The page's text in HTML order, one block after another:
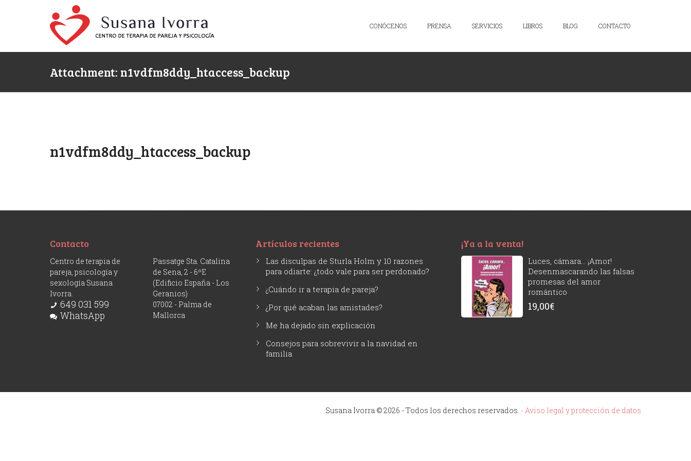
CONÓCENOS PRENSA SERVICIOS LIBROS BLOG CONTACTO
Attachment: n1vdfm8ddy_htaccess_backup
n1vdfm8ddy_htaccess_backup
Contacto
Centro de terapia de
pareja, psicología y
sexología Susana
Ivorra.
649 031 599
WhatsApp
Passatge Sta. Catalina
de Sena, 2 - 6ºE
(Edificio España - Los
Geranios)
07002 - Palma de
Mallorca
Artículos recientes
Las disculpas de Sturla Holm y 10 razones
para odiarte: ¿todo vale para ser perdonado?
¿Cuándo ir a terapia de pareja?
¿Por qué acaban las amistades?
Me ha dejado sin explicación
Consejos para sobrevivir a la navidad en
familia
¡Ya a la venta!
Luces, cámara... ¡Amor!
Desenmascarando las falsas
promesas del amor
romántico
19,00€
Susana Ivorra © 2026 - Todos los derechos reservados. - Aviso legal y protección de datos